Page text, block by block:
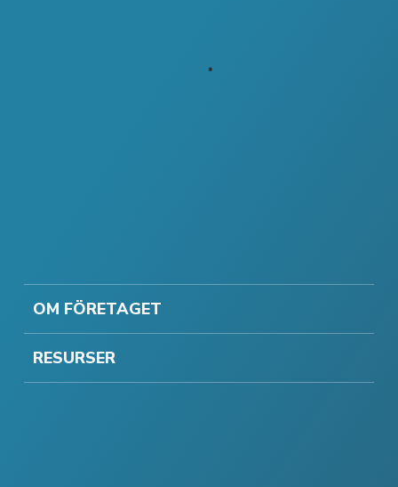
OM FÖRETAGET
RESURSER